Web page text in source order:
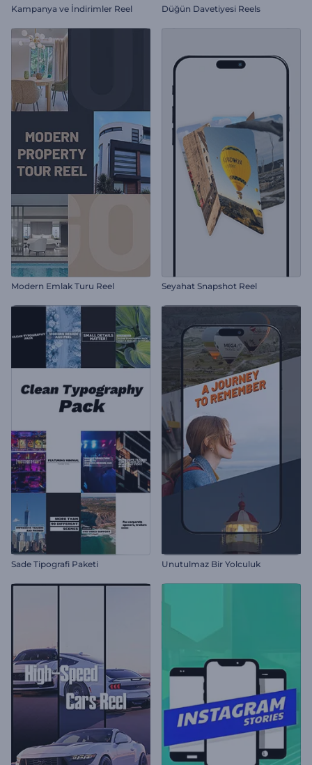
Kampanya ve İndirimler Reel Düğün Davetiyesi Reels
Modern Emlak Turu Reel Seyahat Snapshot Reel
Sade Tipografi Paketi Unutulmaz Bir Yolculuk